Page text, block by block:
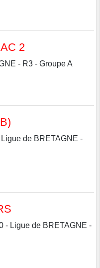
2
- R3 - Groupe A
de BRETAGNE -
- Ligue de BRETAGNE -